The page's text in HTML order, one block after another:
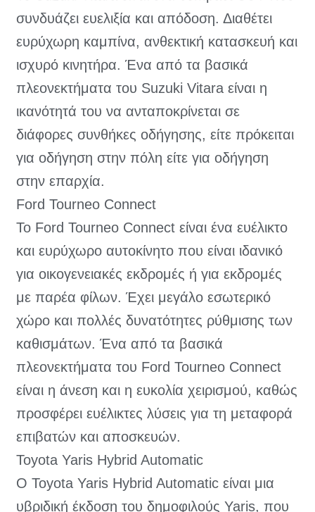
συνδυάζει ευελιξία και απόδοση. Διαθέτει
ευρύχωρη καμπίνα, ανθεκτική κατασκευή και
ισχυρό κινητήρα. Ένα από τα βασικά
πλεονεκτήματα του Suzuki Vitara είναι η
ικανότητά του να ανταποκρίνεται σε
διάφορες συνθήκες οδήγησης, είτε πρόκειται
για οδήγηση στην πόλη είτε για οδήγηση
στην επαρχία.
Ford Tourneo Connect
Το Ford Tourneo Connect είναι ένα ευέλικτο
και ευρύχωρο αυτοκίνητο που είναι ιδανικό
για οικογενειακές εκδρομές ή για εκδρομές
με παρέα φίλων. Έχει μεγάλο εσωτερικό
χώρο και πολλές δυνατότητες ρύθμισης των
καθισμάτων. Ένα από τα βασικά
πλεονεκτήματα του Ford Tourneo Connect
είναι η άνεση και η ευκολία χειρισμού, καθώς
προσφέρει ευέλικτες λύσεις για τη μεταφορά
επιβατών και αποσκευών.
Toyota Yaris Hybrid Automatic
Ο Toyota Yaris Hybrid Automatic είναι μια
υβριδική έκδοση του δημοφιλούς Yaris, που